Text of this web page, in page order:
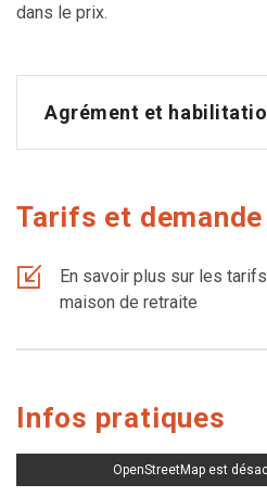
dans le prix.
Agrément et
Tarifs et
En savoir plus sur les
maison de retraite
Infos pratiques
OpenStreetMap est